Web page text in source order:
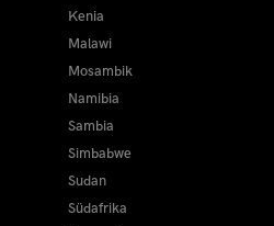
Kenia
Malawi
Mosambik
Namibia
Sambia
Simbabwe
Sudan
Südafrika